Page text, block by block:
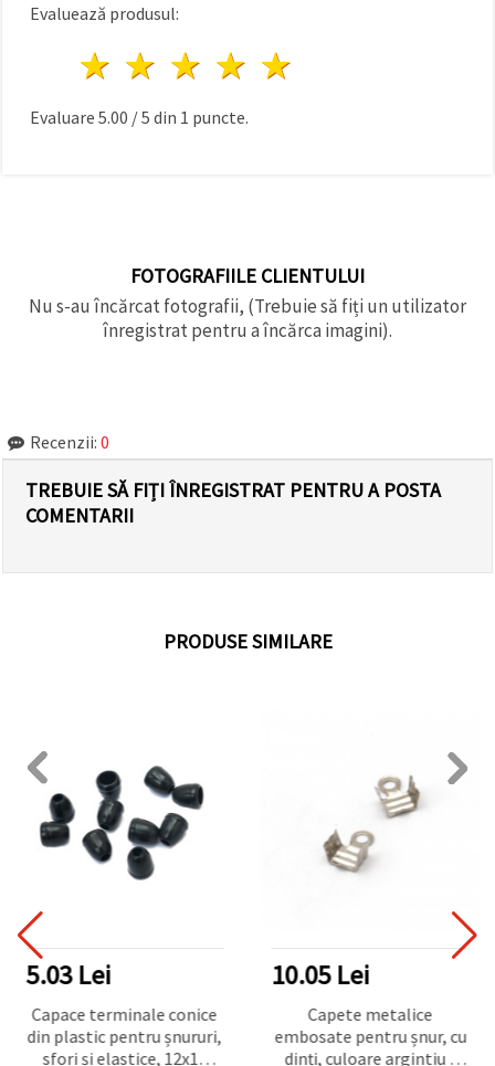
Evaluează produsul:
4 stele
3 stele
2 stele
1 stea
Evaluare 5.00 /5 din 1 puncte.
FOTOGRAFIILE CLIENTULUI
Nu s-au încărcat fotografii, (Trebuie să fiți un utilizator
înregistrat pentru a încărca imagini).
Recenzii: 0
TREBUIE SĂ FIȚI ÎNREGISTRAT PENTRU A POSTA
COMENTARII
PRODUSE SIMILARE
5.03 Lei
Capace terminale conice
din plastic pentru șnururi,
sfori și elastice, 12x11
10.05 Lei
Capete metalice
embosate pentru șnur, cu
dinți, culoare argintiu /